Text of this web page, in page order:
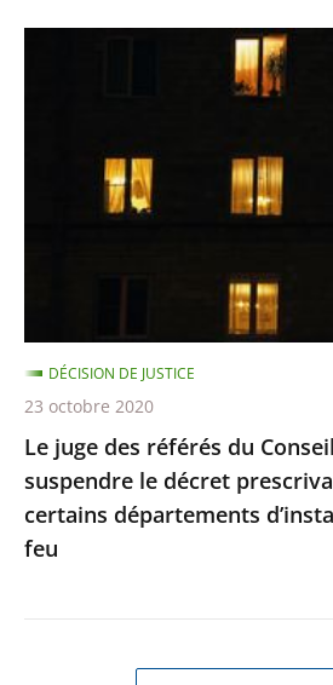
de
suspendre
le
décret
prescrivant
aux
préfets
de
Le juge des référés du
suspendre le décret
certains départements
feu
DÉCISION DE JUSTICE
23 octobre 2020